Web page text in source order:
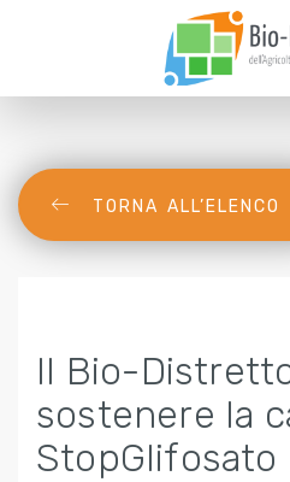
TORNA ALL’ELENCO
Il Bio-
sostenere la
StopGlifosato